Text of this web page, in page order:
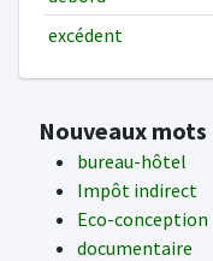
excédent
Nouveaux mots
bureau-hôtel
Impôt indirect
Eco-conception
documentaire